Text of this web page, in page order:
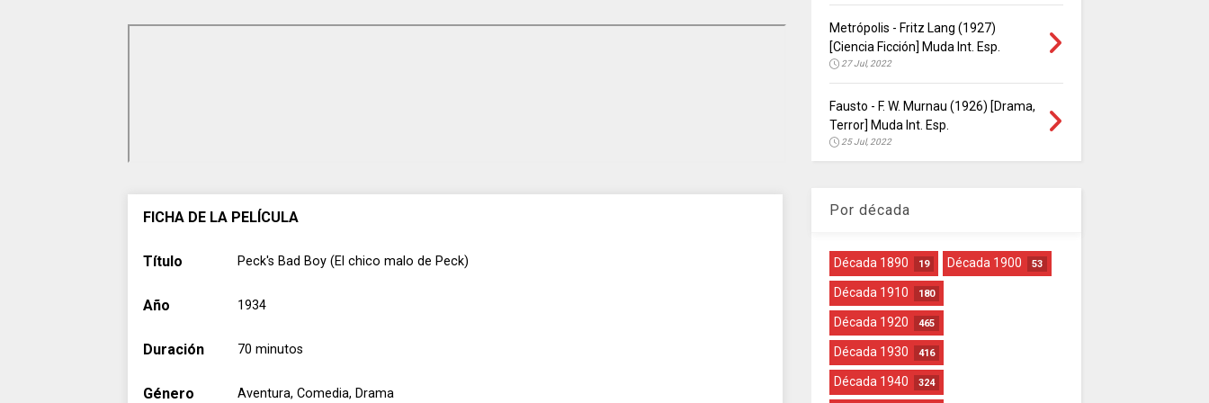
FICHA DE LA PELÍCULA
Título Peck's Bad Boy (El chico malo de Peck)
Año 1934
Duración 70 minutos
Género Aventura, Comedia, Drama
Metrópolis - Fritz Lang (1927)
[Ciencia Ficción] Muda Int. Esp.
27 Jul, 2022
Fausto - F. W. Murnau (1926) [Drama,
Terror] Muda Int. Esp.
25 Jul, 2022
Por década
Década 1890 19 Década 1900 53
Década 1910 180
Década 1920 465
Década 1930 416
Década 1940 324